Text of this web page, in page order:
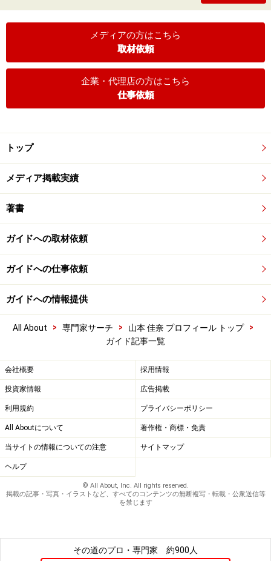
メディアの方はこちら
取材依頼
企業・代理店の方はこちら
仕事依頼
トップ
メディア掲載実績
著書
ガイドへの取材依頼
ガイドへの仕事依頼
ガイドへの情報提供
All About > 専門家サーチ > 山本 佳奈 プロフィール トップ
>
ガイド記事一覧
会社概要 採用情報
投資家情報 広告掲載
利用規約 プライバシーポリシー
All Aboutについて 著作権・商標・免責
当サイトの情報についての注意 サイトマップ
ヘルプ
© All About, Inc. All rights reserved.
掲載の記事・写真・イラストなど、すべてのコンテンツの無断複写・転載・公衆送信等
を禁じます
その道のプロ・専門家 約900人